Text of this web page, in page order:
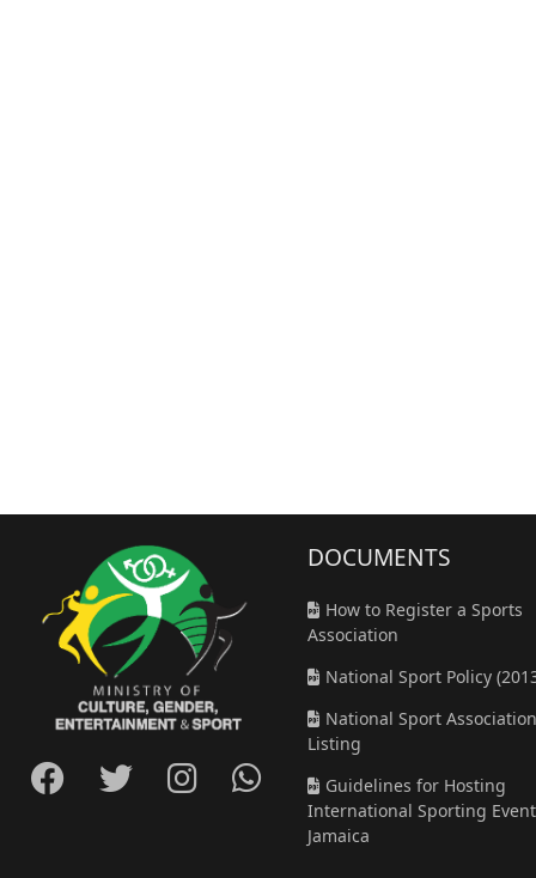
DOCUMENTS
How to Register a Sports
Association
National Sport Policy
National Sport Association
Listing
Guidelines for Hosting
International Sporting
Jamaica